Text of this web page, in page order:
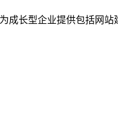
成长型企业提供包括网